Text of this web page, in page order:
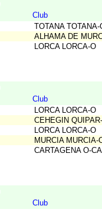
Club
TOTANA TOTANA-
ALHAMA DE
LORCA LORCA-O
Club
LORCA LORCA-O
CEHEGIN
LORCA LORCA-O
MURCIA MURCIA-
CARTAGENA O-
Club